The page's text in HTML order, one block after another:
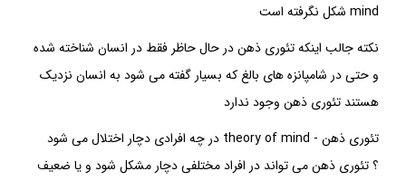
mind شکل نگرفته است
نکته جالب اینکهتئوری ذهندر حال حاظر فقط در انسان شناخته شده
و حتی در شامپانزه های بالغ که بسیار گفته می شود به انسان نزدیک
هستند تئوری ذهن وجود ندارد
تئوری ذهن -
theory of mind در چه افرادی دچار اختلال می شود
؟تئوری ذهنمی تواند در افراد مختلفی دچار مشکل شود و یا ضعیف